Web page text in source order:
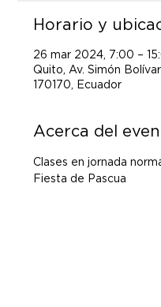
Horario y
26 mar 2024, 7:00 –
Quito, Av. Simón
170170, Ecuador
Acerca del
Clases en jornada
Fiesta de Pascua